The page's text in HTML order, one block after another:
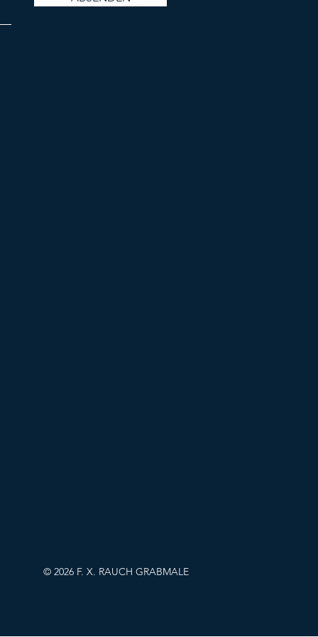
© 2026 F. X. RAUCH GRABMALE